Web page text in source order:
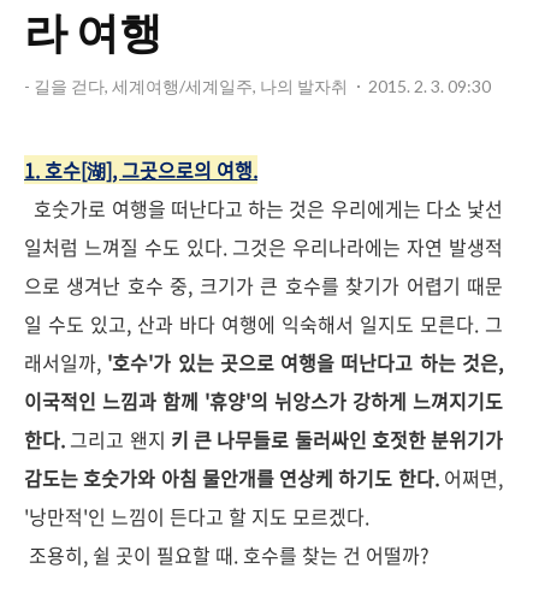
라 여행
- 길을 걷다, 세계여행/세계일주, 나의 발자취 2015. 2. 3. 09:30
1. 호수[湖], 그곳으로의 여행.
호숫가로 여행을 떠난다고 하는 것은 우리에게는 다소 낯선
일처럼 느껴질 수도 있다. 그것은 우리나라에는 자연 발생적
으로 생겨난 호수 중, 크기가 큰 호수를 찾기가 어렵기 때문
일 수도 있고, 산과 바다 여행에 익숙해서 일지도 모른다. 그
래서일까, '호수'가 있는 곳으로 여행을 떠난다고 하는 것은,
이국적인 느낌과 함께 '휴양'의 뉘앙스가 강하게 느껴지기도
한다. 그리고 왠지 키 큰 나무들로 둘러싸인 호젓한 분위기가
감도는 호숫가와 아침 물안개를 연상케 하기도 한다.어쩌면,
'낭만적'인 느낌이 든다고 할 지도 모르겠다.
조용히, 쉴 곳이 필요할 때. 호수를 찾는 건 어떨까?